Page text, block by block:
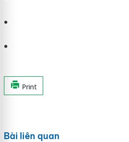
Print
Bài liên quan